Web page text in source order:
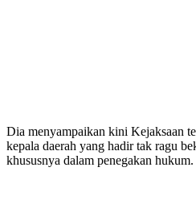
Dia menyampaikan kini Kejaksaan
kepala daerah yang hadir tak ragu
khususnya dalam penegakan hukum.